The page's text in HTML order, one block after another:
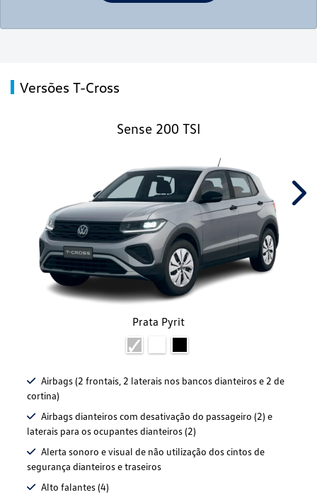
Versões T-Cross
Sense 200 TSI
Prata Pyrit
Airbags (2 frontais, 2 laterais nos bancos dianteiros e 2 de
cortina)
Airbags dianteiros com desativação do passageiro (2) e
laterais para os ocupantes dianteiros (2)
Alerta sonoro e visual de não utilização dos cintos de
segurança dianteiros e traseiros
Alto falantes (4)